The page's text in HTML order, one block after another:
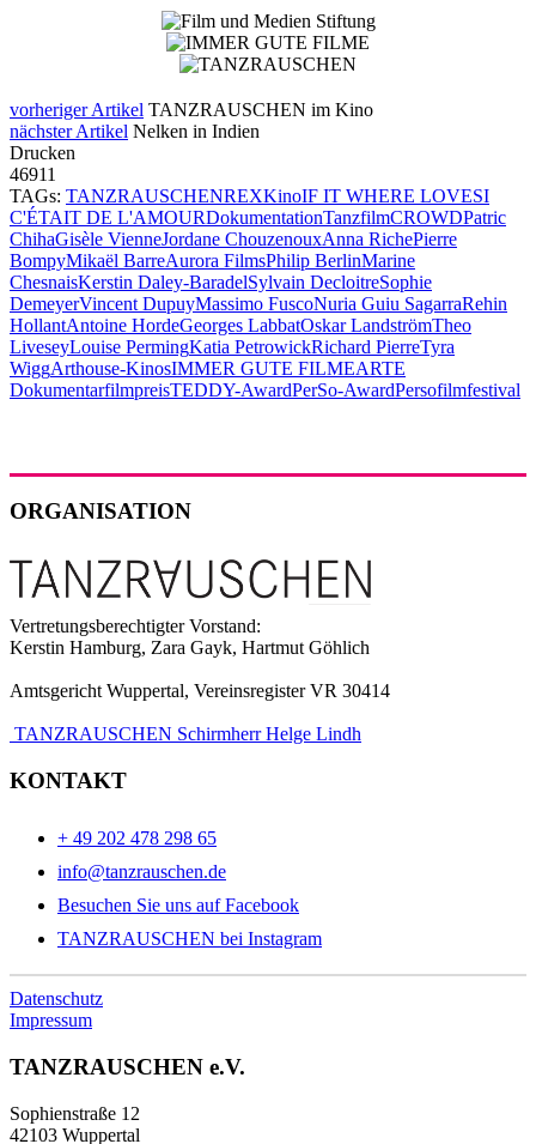
vorheriger Artikel TANZRAUSCHEN im Kino
nächster Artikel Nelken in Indien
Drucken
46911
TAGs: TANZRAUSCHENREXKinoIF IT WHERE LOVESI
C'ÉTAIT DE L'AMOURDokumentationTanzfilmCROWDPatric
ChihaGisèle VienneJordane ChouzenouxAnna RichePierre
BompyMikaël BarreAurora FilmsPhilip BerlinMarine
ChesnaisKerstin Daley-BaradelSylvain DecloitreSophie
DemeyerVincent DupuyMassimo FuscoNuria Guiu SagarraRehin
HollantAntoine HordeGeorges LabbatOskar LandströmTheo
LiveseyLouise PermingKatia PetrowickRichard PierreTyra
WiggArthouse-KinosIMMER GUTE FILMEARTE
DokumentarfilmpreisTEDDY-AwardPerSo-AwardPersofilmfestival
ORGANISATION
Vertretungsberechtigter Vorstand:
Kerstin Hamburg, Zara Gayk, Hartmut Göhlich
Amtsgericht Wuppertal, Vereinsregister VR 30414
TANZRAUSCHEN Schirmherr Helge Lindh
KONTAKT
+ 49 202 478 298 65
info@tanzrauschen.de
Besuchen Sie uns auf Facebook
TANZRAUSCHEN bei Instagram
Datenschutz
Impressum
TANZRAUSCHEN e.V.
Sophienstraße 12
42103 Wuppertal